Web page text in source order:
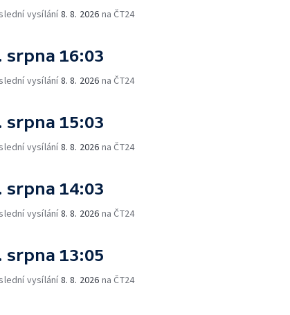
vysílání8. 8. 2026 na ČT24
srpna 16:03
vysílání8. 8. 2026 na ČT24
srpna 15:03
vysílání8. 8. 2026 na ČT24
srpna 14:03
vysílání8. 8. 2026 na ČT24
srpna 13:05
vysílání8. 8. 2026 na ČT24